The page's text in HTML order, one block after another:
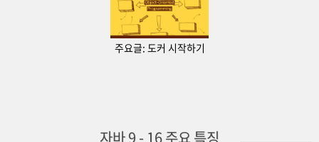
주요글: 도커 시작하기
자바 9 - 16 주요 특징